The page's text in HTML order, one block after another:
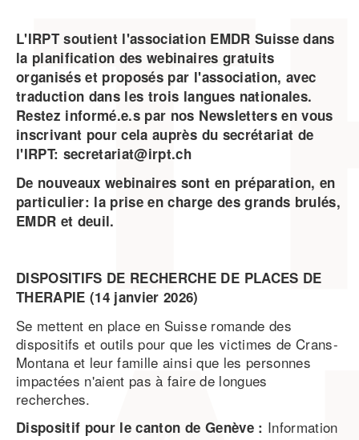
L'IRPT soutient l'association EMDR Suisse dans
la planification des webinaires gratuits
organisés et proposés par l'association, avec
traduction dans les trois langues nationales.
Restez informé.e.s par nos Newsletters en vous
inscrivant pour cela auprès du secrétariat de
l'IRPT: secretariat@irpt.ch
De nouveaux webinaires sont en préparation, en
particulier: la prise en charge des grands brulés,
EMDR et deuil.
DISPOSITIFS DE RECHERCHE DE PLACES DE
THERAPIE (14 janvier 2026)
Se mettent en place en Suisse romande des
dispositifs et outils pour que les victimes de Crans-
Montana et leur famille ainsi que les personnes
impactées n'aient pas à faire de longues
recherches.
Dispositif pour le canton de Genève : Information